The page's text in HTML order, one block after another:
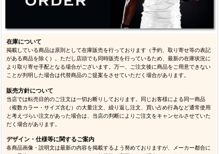
在庫について
掲載している商品は原則として在庫販売を行っております（予約、取り寄せ等の表記
がある商品を除く）。ただし店頭でも同時販売を行っているため、最新の在庫状況に
より取り寄せ手配となる場合がございます。万一、ご注文後に商品をご用意できない
ことが判明した場合は代替商品のご提案をさせていただく場合があります。
販売方針について
当店では転売目的のご注文は一切お断りしております。同じお客様による同一商品
（複数カラー・サイズ含む）の大量注文、繰り返し注文、買い占め行為など通常使用
と考えづらい注文があった場合は、当店の判断によりご注文をキャンセルさせていた
だく場合があります。
デザイン・仕様等に関するご案内
各商品画像・説明文は最新の内容を掲載するよう努めておりますが、メーカー都合に